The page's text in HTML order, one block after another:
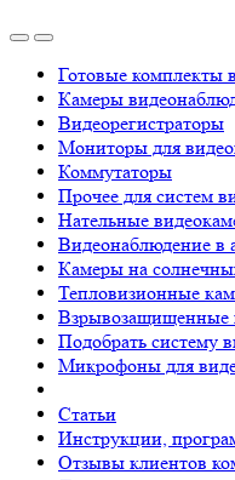
Готовые комплекты
Камеры
Видеорегистраторы
Мониторы для
Коммутаторы
Прочее для систем
Нательные
Видеонаблюдение в
Камеры на
Тепловизионные
Взрывозащищенные
Подобрать систему
Микрофоны для
Статьи
Инструкции,
Отзывы клиентов